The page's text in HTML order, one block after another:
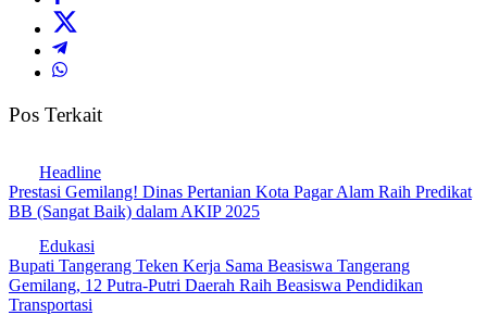
Pos Terkait
Headline
Prestasi Gemilang! Dinas Pertanian Kota Pagar Alam Raih Predikat
BB (Sangat Baik) dalam AKIP 2025
Edukasi
Bupati Tangerang Teken Kerja Sama Beasiswa Tangerang
Gemilang, 12 Putra-Putri Daerah Raih Beasiswa Pendidikan
Transportasi